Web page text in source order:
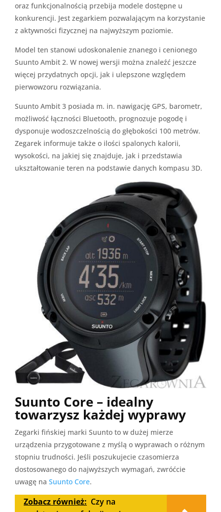
oraz funkcjonalnością przebija modele dostępne u
konkurencji. Jest zegarkiem pozwalającym na korzystanie
z aktywności fizycznej na najwyższym poziomie.
Model ten stanowi udoskonalenie znanego i cenionego
Suunto Ambit 2. W nowej wersji można znaleźć jeszcze
więcej przydatnych opcji, jak i ulepszone względem
pierwowzoru rozwiązania.
Suunto Ambit 3 posiada m. in. nawigację GPS, barometr,
możliwość łączności Bluetooth, prognozuje pogodę i
dysponuje wodoszczelnością do głębokości 100 metrów.
Zegarek informuje także o ilości spalonych kalorii,
wysokości, na jakiej się znajduje, jak i przedstawia
ukształtowanie teren na podstawie danych kompasu 3D.
Suunto Core – idealny
towarzysz każdej wyprawy
Zegarki fińskiej marki Suunto to w dużej mierze
urządzenia przygotowane z myślą o wyprawach o różnym
stopniu trudności. Jeśli poszukujecie czasomierza
dostosowanego do najwyższych wymagań, zwróćcie
uwagę na Suunto Core.
Zobacz również: Czy na